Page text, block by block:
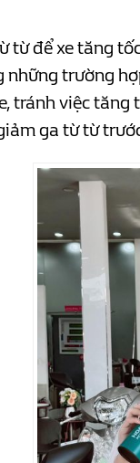
từ để xe tăng
trường
tránh việc tăng
ga từ từ